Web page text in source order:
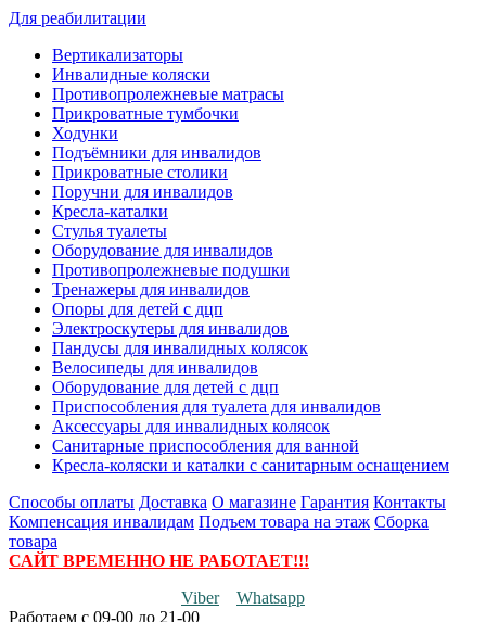
Для реабилитации
Вертикализаторы
Инвалидные коляски
Противопролежневые матрасы
Прикроватные тумбочки
Ходунки
Подъёмники для инвалидов
Прикроватные столики
Поручни для инвалидов
Кресла-каталки
Стулья туалеты
Оборудование для инвалидов
Противопролежневые подушки
Тренажеры для инвалидов
Опоры для детей с дцп
Электроскутеры для инвалидов
Пандусы для инвалидных колясок
Велосипеды для инвалидов
Оборудование для детей с дцп
Приспособления для туалета для инвалидов
Аксессуары для инвалидных колясок
Санитарные приспособления для ванной
Кресла-коляски и каталки с санитарным оснащением
Способы оплаты Доставка О магазине Гарантия Контакты
Компенсация инвалидам Подъем товара на этаж Сборка
товара
САЙТ ВРЕМЕННО НЕ РАБОТАЕТ!!!
Viber
Whatsapp
Работаем с 09-00 до 21-00